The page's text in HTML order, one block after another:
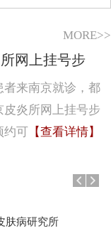
MORE>>
网上挂号步
者来南京就诊，都
皮炎所网上挂号步
约可 【查看详情】
肤病研究所